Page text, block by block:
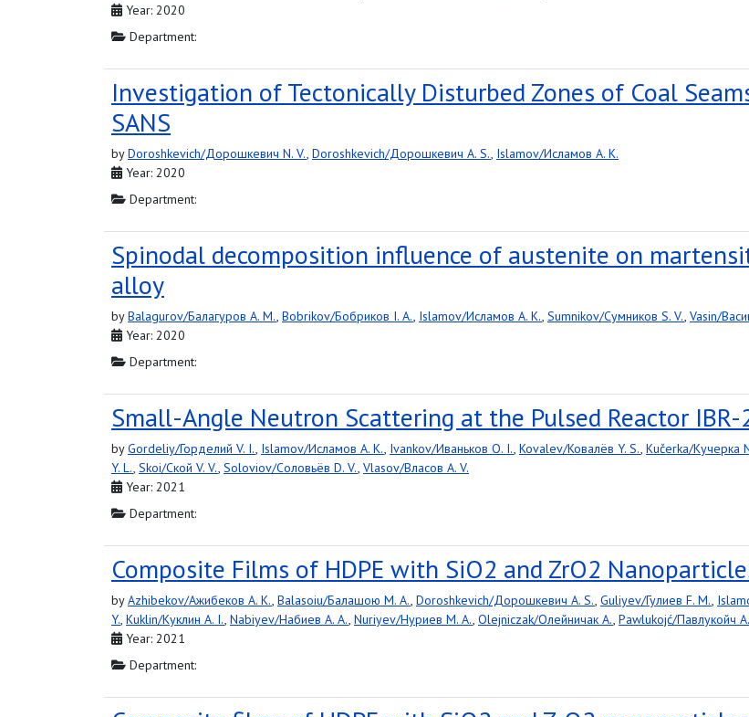
Year: 2020
Department:
Investigation of Tectonically Disturbed Zones of Coal
SANS
byDoroshkevich/Дорошкевич N. V., Doroshkevich/Дорошкевич A. S., Islamov/Исламов A. K.
Year: 2020
Department:
Spinodal decomposition influence of austenite on
alloy
byBalagurov/Балагуров A. M., Bobrikov/Бобриков I. A., Islamov/Исламов A. K., Sumnikov/Сумников S. V., Vasin/
Year: 2020
Department:
Small-Angle Neutron Scattering at the Pulsed Reactor
byGordeliy/Горделий V. I., Islamov/Исламов A. K., Ivankov/Иваньков O. I., Kovalev/Ковалёв Y. S., Kučerka/Кучерка
Y. L., Skoi/Ской V. V., Soloviov/Соловьёв D. V., Vlasov/Власов A. V.
Year: 2021
Department:
Composite Films of HDPE with SiO2 and ZrO2
byAzhibekov/Ажибеков A. K., Balasoiu/Балашою M. A., Doroshkevich/Дорошкевич A. S., Guliyev/Гулиев F. M.,
Y., Kuklin/Куклин A. I., Nabiyev/Набиев A. A., Nuriyev/Нуриев M. A., Olejniczak/Олейничак A., Pawlukojć/Павлукойч A.
Year: 2021
Department: